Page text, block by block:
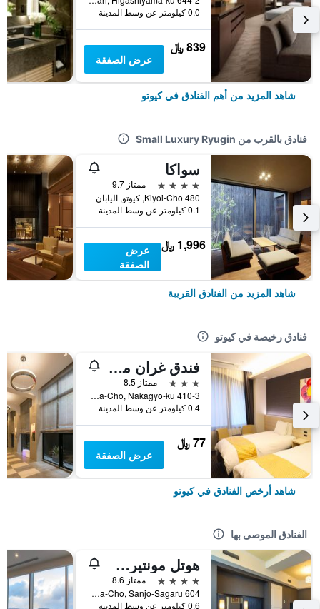
0.0 كيلومتر عن وسط المدينة
839 ﷼
عرض الصفقة
شاهد المزيد من أهم الفنادق في كيوتو
فنادق بالقرب من Small Luxury Ryugin
سواكا
4 نجوم
ممتاز 9.7
480 Kiyoi-Cho, كيوتو, اليابان
0.1 كيلومتر عن وسط المدينة
1,996 ﷼
عرض
الصفقة
شاهد المزيد من الفنادق القريبة
فنادق رخيصة في كيوتو
فندق غران ميس كيوتو
3 نجوم
ممتاز 8.5
410-3 Shimomaruya-Cho, Nakagyo-ku, كيوتو, اليابان
0.4 كيلومتر عن وسط المدينة
77 ﷼
عرض الصفقة
شاهد أرخص الفنادق في كيوتو
الفنادق الموصى بها
هوتل مونتيري كيوتو
4 نجوم
ممتاز 8.6
604 Manjuya-Cho, Sanjo-Sagaru, كيوتو, اليابان
0.6 كيلومتر عن وسط المدينة